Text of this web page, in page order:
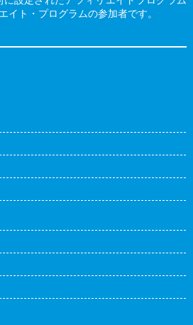
イト・プログラムの参加者です。